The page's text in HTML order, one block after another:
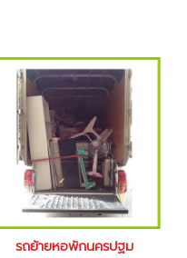
รถย้ายหอพักนครปฐม